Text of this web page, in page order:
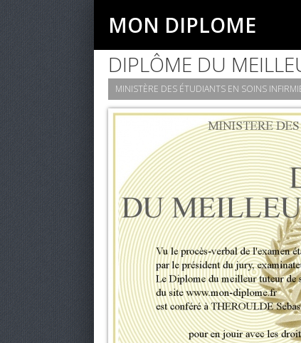
MON DIPLOME
DIPLÔME DU
MINISTÈRE DES ÉTUDIANTS EN SOINS